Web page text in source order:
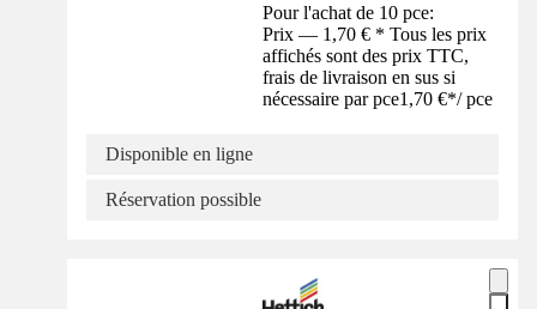
Pour l'achat de 10 pce:
Prix — 1,70 € * Tous les prix
affichés sont des prix TTC,
frais de livraison en sus si
nécessaire par pce1,70 €*/ pce
Disponible en ligne
Réservation possible